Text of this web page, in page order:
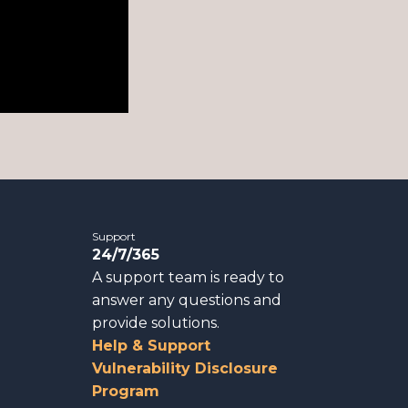
Support
24/7/365
A support team is ready to
answer any questions and
provide solutions.
Help & Support
Vulnerability Disclosure
Program